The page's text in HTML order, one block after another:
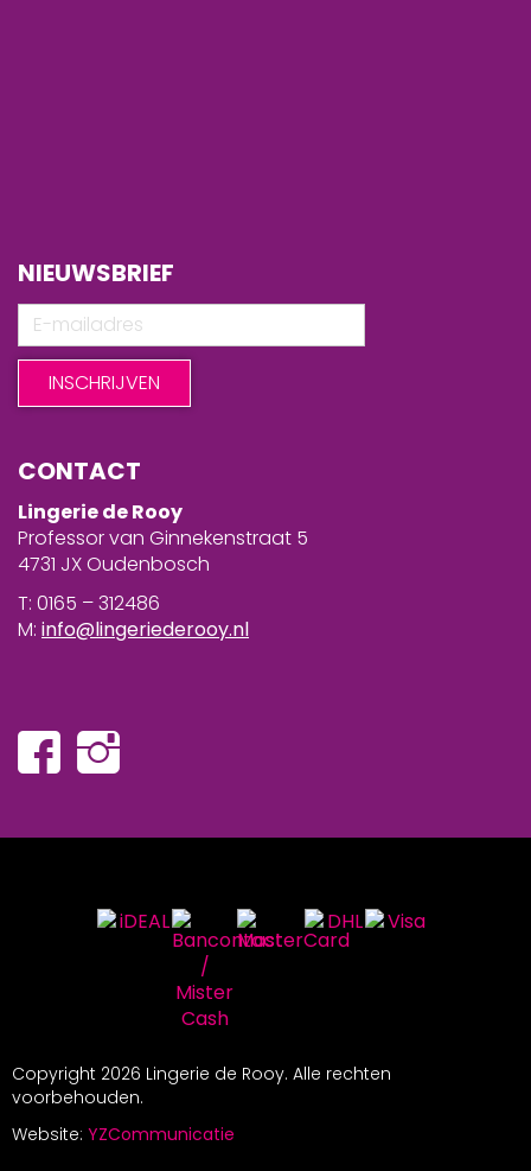
NIEUWSBRIEF
CONTACT
Lingerie de Rooy
Professor van Ginnekenstraat 5
4731 JX Oudenbosch
T: 0165 – 312486
M: info@lingeriederooy.nl
Copyright 2026 Lingerie de Rooy. Alle rechten
voorbehouden.
Website: YZCommunicatie